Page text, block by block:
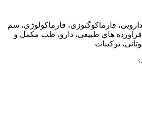
فارماکوگنوزی، فارماکولوژی، سم
های طبیعی، دارو، طب مکمل و
ترکیبات